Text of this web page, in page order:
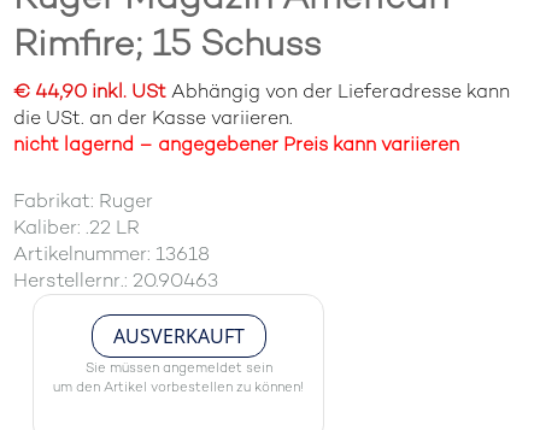
Rimfire; 15 Schuss
€ 44,90 inkl. UStAbhängig von der Lieferadresse kann
die USt. an der Kasse variieren.
nicht lagernd – angegebener Preis kann variieren
Fabrikat: Ruger
Kaliber: .22 LR
Artikelnummer: 13618
Herstellernr.: 20.90463
AUSVERKAUFT
Sie müssen angemeldet sein
um den Artikel vorbestellen zu können!